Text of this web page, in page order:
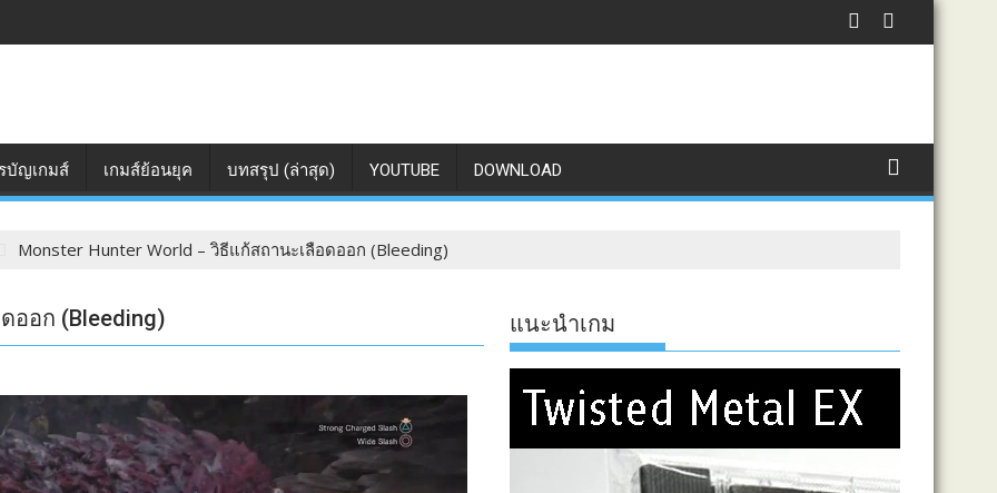
บัญเกมส์ เกมส์ย้อนยุค บทสรุป (ล่าสุด) YOUTUBE DOWNLOAD
Monster Hunter World – วิธีแก้สถานะเลือดออก (Bleeding)
ออก (Bleeding) แนะนำเกม